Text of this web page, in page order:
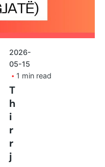
2026-
05-15
1 min read
T
h
i
r
r
j